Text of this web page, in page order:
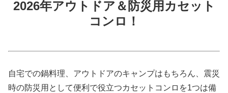
2026年アウトドア＆防災用カセット
コンロ！
自宅での鍋料理、アウトドアのキャンプはもちろん、震災
時の防災用として便利で役立つカセットコンロを1つは備